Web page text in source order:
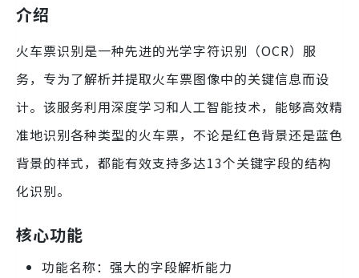
介绍
火车票识别是一种先进的光学字符识别（OCR）服
务，专为了解析并提取火车票图像中的关键信息而设
计。该服务利用深度学习和人工智能技术，能够高效精
准地识别各种类型的火车票，不论是红色背景还是蓝色
背景的样式，都能有效支持多达13个关键字段的结构
化识别。
核心功能
功能名称：强大的字段解析能力